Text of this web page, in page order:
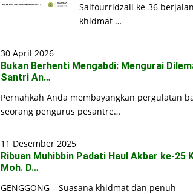
Saifourridzall ke-36 berjalan
khidmat …
30 April 2026
Bukan Berhenti Mengabdi: Mengurai
Santri An…
Pernahkah Anda membayangkan pergulatan
seorang pengurus pesantre…
11 Desember 2025
Ribuan Muhibbin Padati Haul Akbar ke-25
Moh. D…
GENGGONG – Suasana khidmat dan penuh